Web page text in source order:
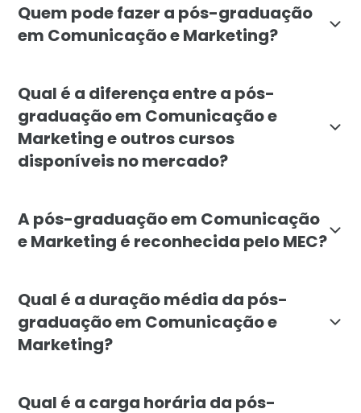
Quem pode fazer a pós-graduação
em Comunicação e Marketing?
Qual é a diferença entre a pós-
graduação em Comunicação e
Marketing e outros cursos
disponíveis no mercado?
A pós-graduação em Comunicação
e Marketing é reconhecida pelo MEC?
Qual é a duração média da pós-
graduação em Comunicação e
Marketing?
Qual é a carga horária da pós-